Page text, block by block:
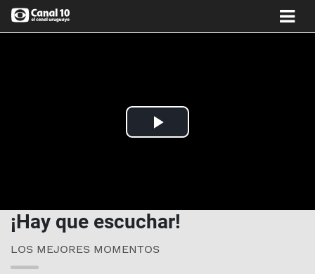
Play
¡Hay que escuchar!
LOS MEJORES MOMENTOS